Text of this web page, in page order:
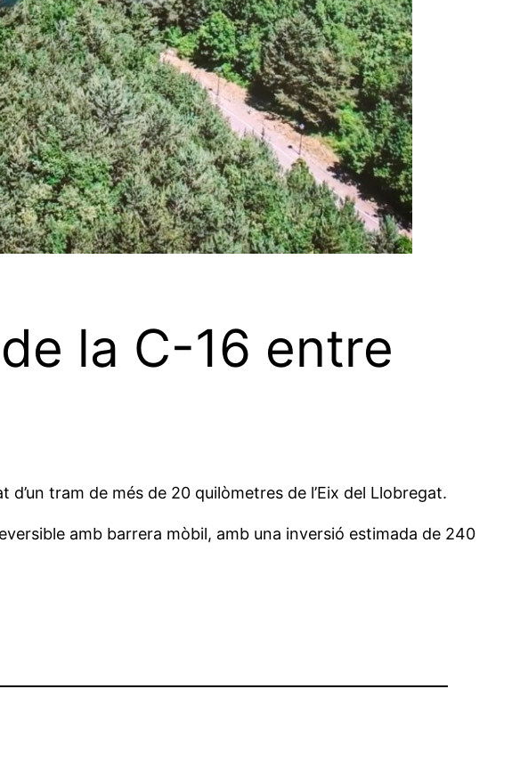
la C-16 entre
tram de més de 20 quilòmetres de l’Eix del Llobregat.
amb barrera mòbil, amb una inversió estimada de 240